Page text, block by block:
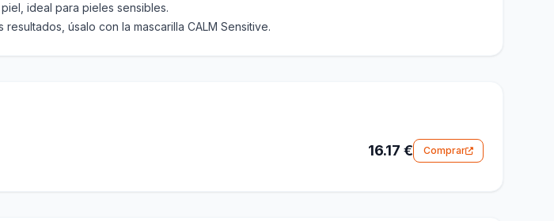
piel, ideal para pieles sensibles.
úsalo con la mascarilla CALM Sensitive.
16.17 € Comprar